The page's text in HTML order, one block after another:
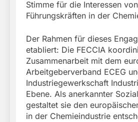
Stimme für die Interessen
Führungskräften in der
Der Rahmen für dieses
etabliert: Die FECCIA
Zusammenarbeit mit dem
Arbeitgeberverband ECEG
Industriegewerkschaft
Ebene. Als anerkannter
gestaltet sie den
in der Chemieindustrie